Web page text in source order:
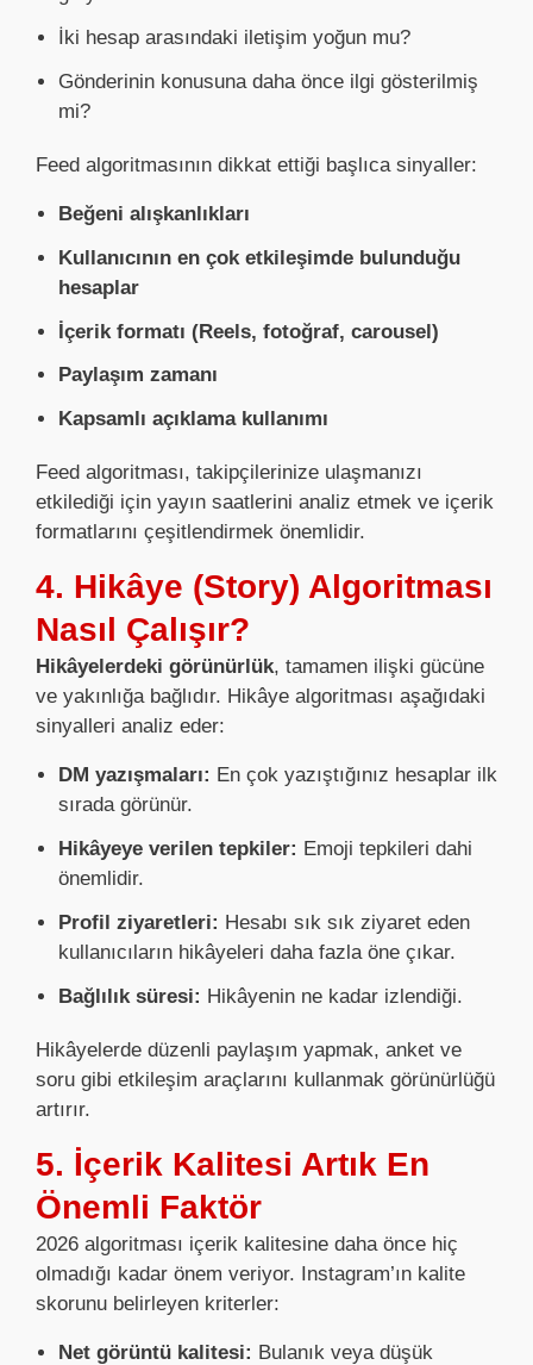
İki hesap arasındaki iletişim yoğun mu?
Gönderinin konusuna daha önce ilgi gösterilmiş
mi?
Feed algoritmasının dikkat ettiği başlıca sinyaller:
Beğeni alışkanlıkları
Kullanıcının en çok etkileşimde bulunduğu
hesaplar
İçerik formatı (Reels, fotoğraf, carousel)
Paylaşım zamanı
Kapsamlı açıklama kullanımı
Feed algoritması, takipçilerinize ulaşmanızı
etkilediği için yayın saatlerini analiz etmek ve içerik
formatlarını çeşitlendirmek önemlidir.
4. Hikâye (Story) Algoritması
Nasıl Çalışır?
Hikâyelerdeki görünürlük, tamamen ilişki gücüne
ve yakınlığa bağlıdır. Hikâye algoritması aşağıdaki
sinyalleri analiz eder:
DM yazışmaları: En çok yazıştığınız hesaplar ilk
sırada görünür.
Hikâyeye verilen tepkiler: Emoji tepkileri dahi
önemlidir.
Profil ziyaretleri: Hesabı sık sık ziyaret eden
kullanıcıların hikâyeleri daha fazla öne çıkar.
Bağlılık süresi: Hikâyenin ne kadar izlendiği.
Hikâyelerde düzenli paylaşım yapmak, anket ve
soru gibi etkileşim araçlarını kullanmak görünürlüğü
artırır.
5. İçerik Kalitesi Artık En
Önemli Faktör
2026 algoritması içerik kalitesine daha önce hiç
olmadığı kadar önem veriyor. Instagram’ın kalite
skorunu belirleyen kriterler:
Net görüntü kalitesi: Bulanık veya düşük